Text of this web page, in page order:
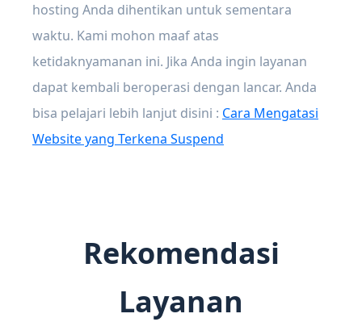
hosting Anda dihentikan untuk sementara
waktu. Kami mohon maaf atas
ketidaknyamanan ini. Jika Anda ingin layanan
dapat kembali beroperasi dengan lancar. Anda
bisa pelajari lebih lanjut disini : Cara Mengatasi
Website yang Terkena Suspend
Rekomendasi
Layanan